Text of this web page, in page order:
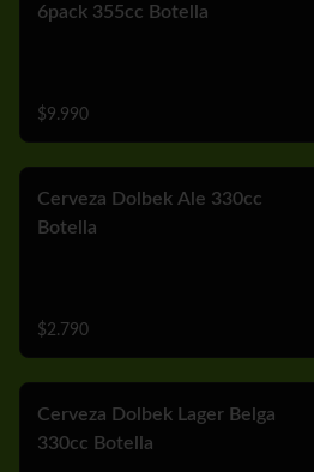
6pack 355cc Botella
$9.990
Cerveza Dolbek Ale 330cc
Botella
$2.790
Cerveza Dolbek Lager Belga
330cc Botella